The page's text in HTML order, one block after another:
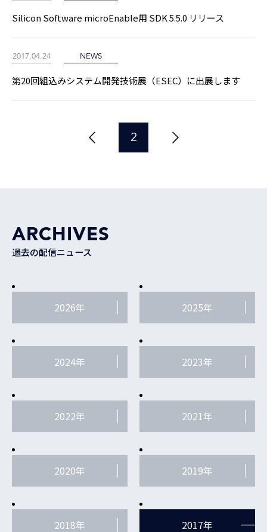
Silicon Software microEnable用 SDK 5.5.0 リリース
2017.04.24 NEWS
第20回組込みシステム開発技術展（ESEC）に出展します
2
ARCHIVES
過去の配信ニュース
2026年 2025年
2024年 2023年
2022年 2021年
2020年 2019年
2018年 2017年